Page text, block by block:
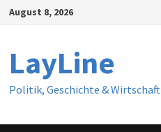
Zum
August 8, 2026
LayLine
Politik, Geschichte & Wirtschaft